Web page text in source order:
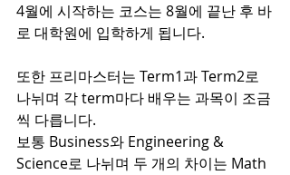
4월에 시작하는 코스는 8월에 끝난 후 바
로 대학원에 입학하게 됩니다.
또한 프리마스터는 Term1과 Term2로
나뉘며 각 term마다 배우는 과목이 조금
씩 다릅니다.
보통 Business와 Engineering &
Science로 나뉘며 두 개의 차이는 Math